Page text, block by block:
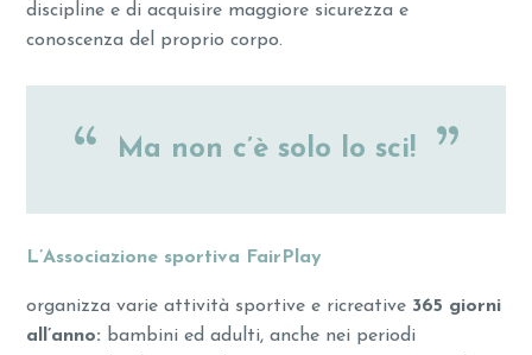
discipline e di acquisire maggiore sicurezza e
conoscenza del proprio corpo.
Ma non c’è solo lo sci!
L’Associazione sportiva FairPlay
organizza varie attività sportive e ricreative 365 giorni
all’anno: bambini ed adulti, anche nei periodi